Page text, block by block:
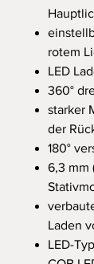
rotem
LED
360°
starker
der
180°
6,3 mm
Laden
LED-